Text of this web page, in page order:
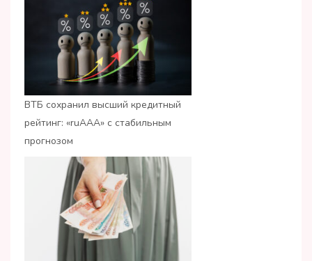
ВТБ сохранил высший кредитный
рейтинг: «ruАAA» с стабильным
прогнозом